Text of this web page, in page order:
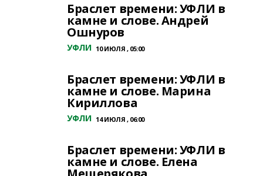
Браслет времени: УФЛИ в
камне и слове. Андрей
Ошнуров
УФЛИ 10 ИЮЛЯ , 05:00
Браслет времени: УФЛИ в
камне и слове. Марина
Кириллова
УФЛИ 14 ИЮЛЯ , 06:00
Браслет времени: УФЛИ в
камне и слове. Елена